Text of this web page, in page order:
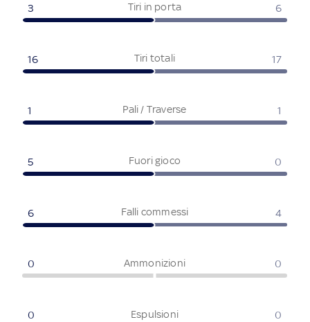
Tiri in porta
3 6
Tiri totali
16 17
Pali / Traverse
1 1
Fuori gioco
5 0
Falli commessi
6 4
Ammonizioni
0 0
Espulsioni
0 0